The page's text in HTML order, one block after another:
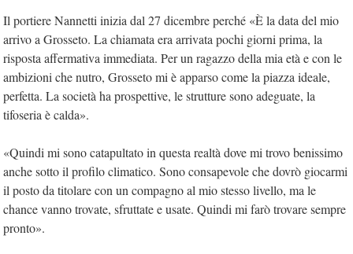
Il portiere Nannetti inizia dal 27 dicembre perché «È la data del mio
arrivo a Grosseto. La chiamata era arrivata pochi giorni prima, la
risposta affermativa immediata. Per un ragazzo della mia età e con le
ambizioni che nutro, Grosseto mi è apparso come la piazza ideale,
perfetta. La società ha prospettive, le strutture sono adeguate, la
tifoseria è calda».
«Quindi mi sono catapultato in questa realtà dove mi trovo benissimo
anche sotto il profilo climatico. Sono consapevole che dovrò giocarmi
il posto da titolare con un compagno al mio stesso livello, ma le
chance vanno trovate, sfruttate e usate. Quindi mi farò trovare sempre
pronto».